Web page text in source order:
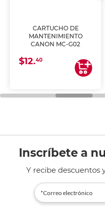
CARTUCHO DE
MANTENIMIENTO
CANON MC-G02
$12.40
Inscríbete a
Y recibe descuentos